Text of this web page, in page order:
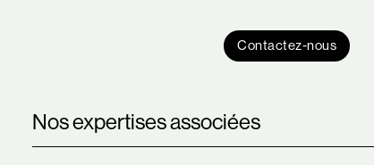
Contactez-nous
Nos expertises associées